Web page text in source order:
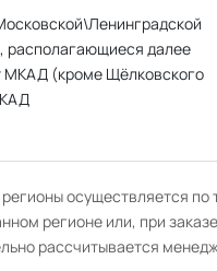
располагающиеся далее
МКАД (кроме Щёлковского
осуществляется
регионе или, при
рассчитывается